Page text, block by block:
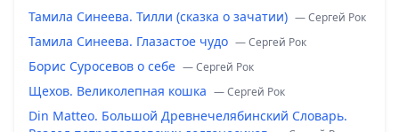
Тамила Синеева. Тилли (сказка о зачатии) — Сергей Рок
Тамила Синеева. Глазастое чудо — Сергей Рок
Борис Суросевов о себе — Сергей Рок
Щехов. Великолепная кошка — Сергей Рок
Din Matteo. Большой Древнечелябинский Словарь.